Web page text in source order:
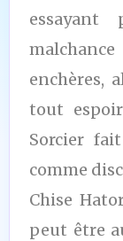
enchères,
tout
Sorcier
comme
Chise
peut être